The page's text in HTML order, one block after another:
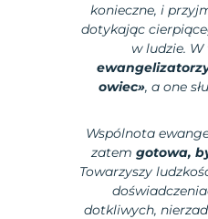
konieczne, i
dotykając
w ludzie.
owiec», a one
Wspólnota
zatemgotowa,
Towarzyszy
dotkliwych,